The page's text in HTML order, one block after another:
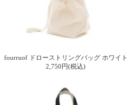
fourruof ドローストリングバッグ ホワイト
2,750円(税込)